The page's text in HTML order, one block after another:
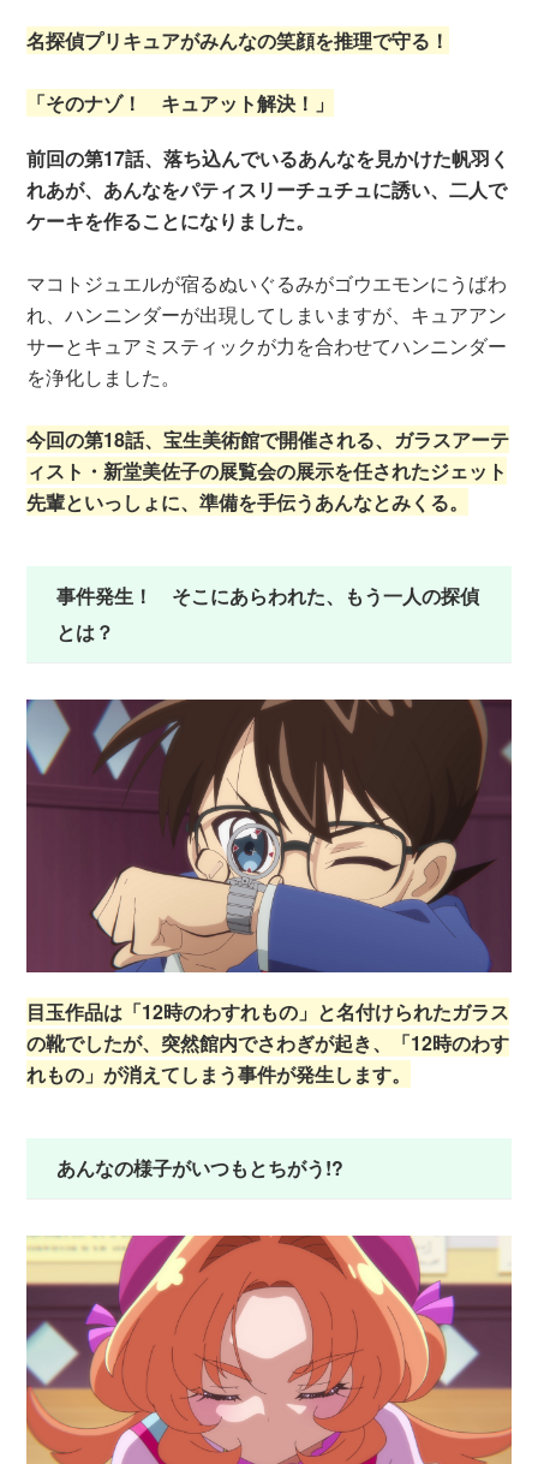
名探偵プリキュアがみんなの笑顔を推理で守る！
「そのナゾ！ キュアット解決！」
前回の第17話、落ち込んでいるあんなを見かけた帆羽く
れあが、あんなをパティスリーチュチュに誘い、二人で
ケーキを作ることになりました。
マコトジュエルが宿るぬいぐるみがゴウエモンにうばわ
れ、ハンニンダーが出現してしまいますが、キュアアン
サーとキュアミスティックが力を合わせてハンニンダー
を浄化しました。
今回の第18話、宝生美術館で開催される、ガラスアーテ
ィスト・新堂美佐子の展覧会の展示を任されたジェット
先輩といっしょに、準備を手伝うあんなとみくる。
事件発生！ そこにあらわれた、もう一人の探偵
とは？
目玉作品は「12時のわすれもの」と名付けられたガラス
の靴でしたが、突然館内でさわぎが起き、「12時のわす
れもの」が消えてしまう事件が発生します。
あんなの様子がいつもとちがう!?